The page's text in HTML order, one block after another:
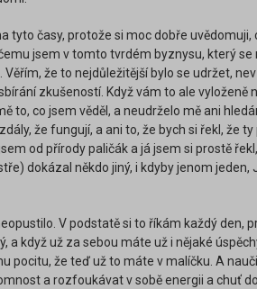
tyto časy, protože si moc dobře uvědomuji,
jsem v tomto tvrdém byznysu, který se
Věřím, že to nejdůležitější bylo se udržet,
zkušeností. Když vám to ale vyloženě
to, co jsem věděl, a neudrželo mě ani
že fungují, a ani to, že bych si řekl, že
od přírody paličák a já jsem si prostě
dokázal někdo jiný, i kdyby jenom jeden,
V podstatě si to říkám každý den,
a když už za sebou máte už i nějaké
pocitu, že teď už to máte v malíčku. A
a rozfoukávat v sobě energii a chuť